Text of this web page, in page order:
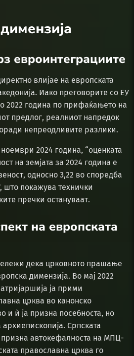
евроинтеграциите
влијае на европската
Иако преговорите со ЕУ
2022 година по прифаќањето на
предлог, реалниот напредок
непреодливите разлики.
2024 година, “оценката
на земјата за 2024 година е
односно 3,22 во споредба
што покажува технички
пречки остануваат.
на европската
дека црковното прашање
димензија. Во мај 2022
ја прими
црква во канонско
и ѝ ја призна посебноста, но
Српската
призна автокефалноста на МПЦ-
православна црква го